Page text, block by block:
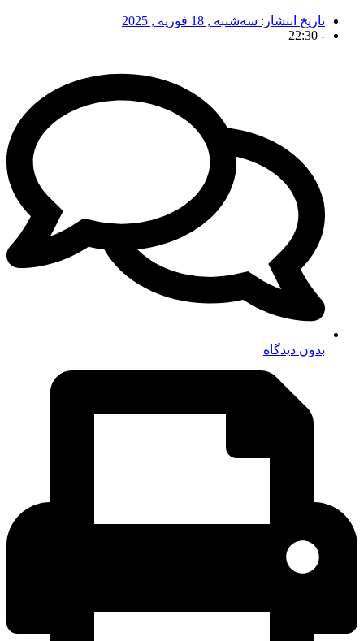
تاریخ انتشار: سه‌شنبه , 18 فوریه , 2025
-
22:30
بدون دیدگاه